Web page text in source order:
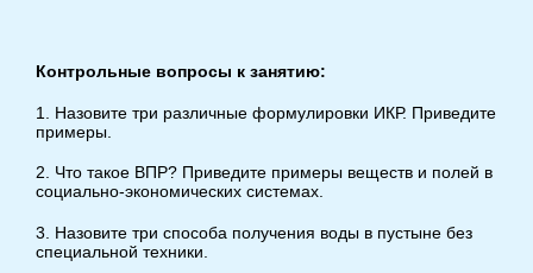
Контрольные вопросы к занятию:
1. Назовите три различные формулировки ИКР. Приведите
примеры.
2. Что такое ВПР? Приведите примеры веществ и полей в
социально-экономических системах.
3. Назовите три способа получения воды в пустыне без
специальной техники.